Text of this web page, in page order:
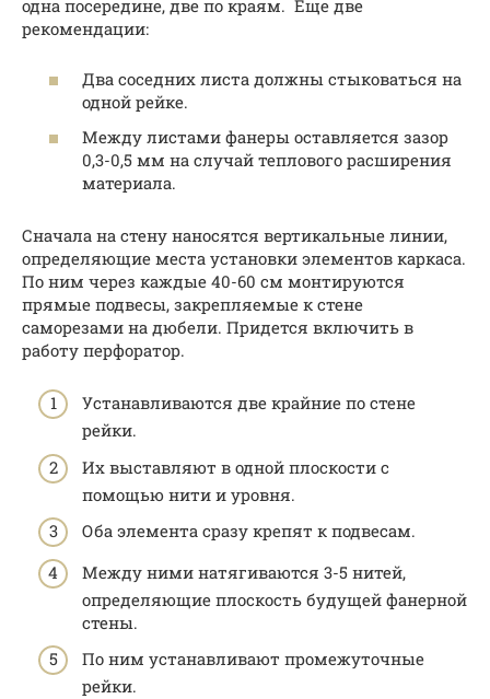
одна посередине, две по краям. Еще две
рекомендации:
Два соседних листа должны стыковаться на
одной рейке.
Между листами фанеры оставляется зазор
0,3-0,5 мм на случай теплового расширения
материала.
Сначала на стену наносятся вертикальные линии,
определяющие места установки элементов каркаса.
По ним через каждые 40-60 см монтируются
прямые подвесы, закрепляемые к стене
саморезами на дюбели. Придется включить в
работу перфоратор.
Устанавливаются две крайние по стене
рейки.
Их выставляют в одной плоскости с
помощью нити и уровня.
Оба элемента сразу крепят к подвесам.
Между ними натягиваются 3-5 нитей,
определяющие плоскость будущей фанерной
стены.
По ним устанавливают промежуточные
рейки.